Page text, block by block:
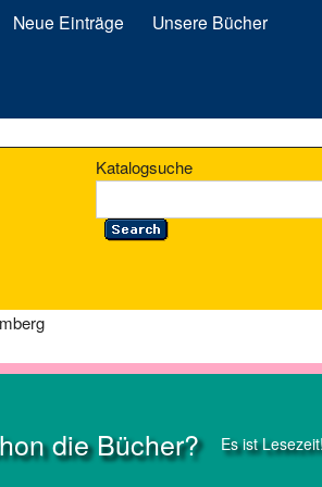
Neue Einträge Unsere Bücher
Katalogsuche
die Bücher? Es ist